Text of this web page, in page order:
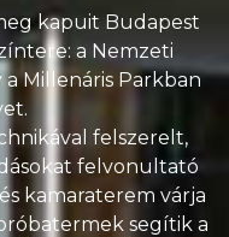
kapuit Budapest
a Nemzeti
Millenáris Parkban
felszerelt,
felvonultató
kamaraterem várja
segítik a